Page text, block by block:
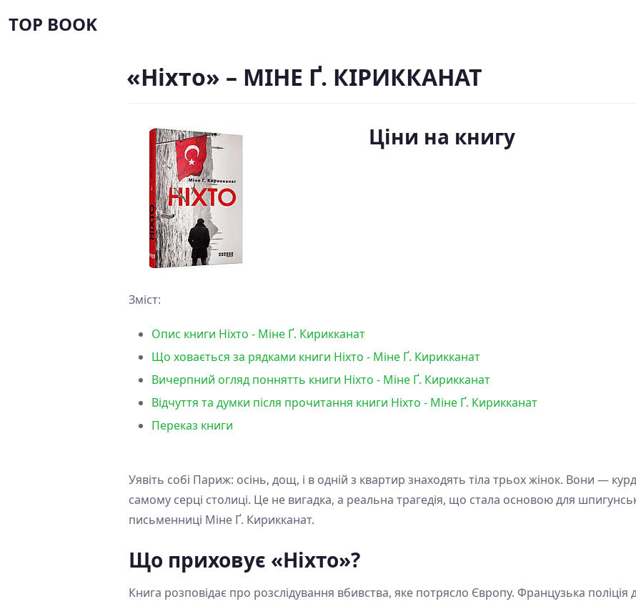
TOP BOOK
«Ніхто» – МІНЕ Ґ. КІРИККАНАТ
Ціни на книгу
Зміст:
Опис книги Ніхто - Міне Ґ. Кирикканат
Що ховається за рядками книги Ніхто - Міне Ґ. Кирикканат
Вичерпний огляд поннятть книги Ніхто - Міне Ґ. Кирикканат
Відчуття та думки після прочитання книги Ніхто - Міне Ґ. Кирикканат
Переказ книги
Уявіть собі Париж: осінь, дощ, і в одній з квартир знаходять тіла трьох жінок. Вони —
самому серці столиці. Це не вигадка, а реальна трагедія, що стала основою для
письменниці Міне Ґ. Кирикканат.
Що приховує «Ніхто»?
Книга розповідає про розслідування вбивства, яке потрясло Європу. Французька поліція